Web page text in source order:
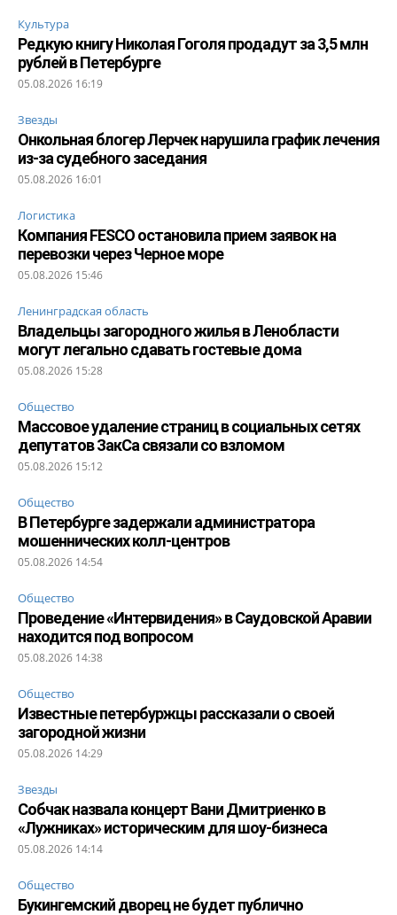
Культура
Редкую книгу Николая Гоголя продадут за 3,5 млн
рублей в Петербурге
05.08.2026 16:19
Звезды
Онкольная блогер Лерчек нарушила график лечения
из-за судебного заседания
05.08.2026 16:01
Логистика
Компания FESCO остановила прием заявок на
перевозки через Черное море
05.08.2026 15:46
Ленинградская область
Владельцы загородного жилья в Ленобласти
могут легально сдавать гостевые дома
05.08.2026 15:28
Общество
Массовое удаление страниц в социальных сетях
депутатов ЗакСа связали со взломом
05.08.2026 15:12
Общество
В Петербурге задержали администратора
мошеннических колл-центров
05.08.2026 14:54
Общество
Проведение «Интервидения» в Саудовской Аравии
находится под вопросом
05.08.2026 14:38
Общество
Известные петербуржцы рассказали о своей
загородной жизни
05.08.2026 14:29
Звезды
Собчак назвала концерт Вани Дмитриенко в
«Лужниках» историческим для шоу-бизнеса
05.08.2026 14:14
Общество
Букингемский дворец не будет публично